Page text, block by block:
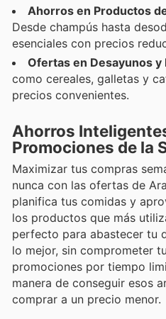
Ahorros en Productos
Desde champús hasta
esenciales con precios
Ofertas en Desayunos y
como cereales, galletas y
precios convenientes.
Ahorros
Promociones de la
Maximizar tus compras
nunca con las ofertas de
planifica tus comidas y
los productos que más
perfecto para abastecer tu
lo mejor, sin comprometer
promociones por tiempo
manera de conseguir esos
comprar a un precio menor.